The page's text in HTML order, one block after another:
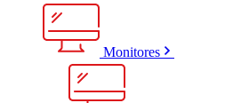
Monitores